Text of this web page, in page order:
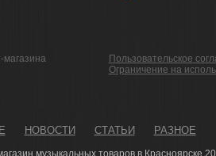
магазина
Пользовательское
Ограничение на
НОВОСТИ СТАТЬИ РАЗНОЕ
музыкальных товаров в Красноярске